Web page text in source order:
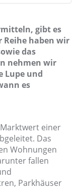
gibt es
Reihe haben wir
das
nehmen wir
Lupe und
es
einer
Das
Wohnungen
fallen
Parkhäuser